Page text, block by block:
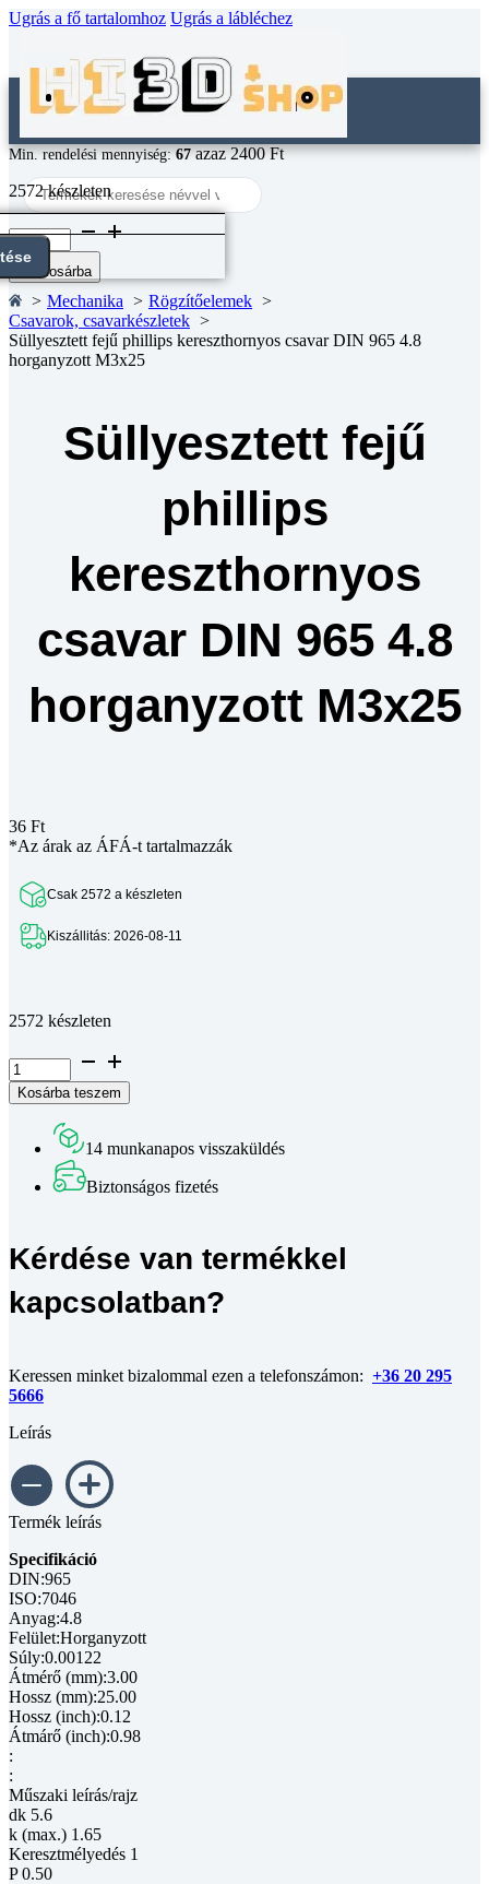
Ugrás a fő tartalomhoz Ugrás a lábléchez
Search
...
Min. rendelési mennyiség:67azaz 2400 Ft
2572 készleten
Süllyesztett
fejű
phillips
kereszthornyos
csavar
DIN
965
4.8
mennyiség
Kosárba
Mechanika
Rögzítőelemek
Csavarok, csavarkészletek
Süllyesztett fejű phillips kereszthornyos csavar DIN 965 4.8
horganyzott M3x25
Süllyesztett fejű
phillips
kereszthornyos
csavar DIN 965 4.8
horganyzott M3x25
36 Ft
*Az árak az ÁFÁ-t tartalmazzák
Csak 2572 a készleten
Kiszállitás: 2026-08-11
2572 készleten
Süllyesztett
fejű
phillips
DIN
mennyiség
Kosárba teszem
14 munkanapos visszaküldés
Biztonságos fizetés
Kérdése van termékkel
kapcsolatban?
Keressen minket bizalommal ezen a telefonszámon: +36 20 295
5666
Leírás
Termék leírás
Specifikáció
DIN:965
ISO:7046
Anyag:4.8
Felület:Horganyzott
Súly:0.00122
Átmérő (mm):3.00
Hossz (mm):25.00
Hossz (inch):0.12
Átmárő (inch):0.98
:
:
Műszaki leírás/rajz
dk 5.6
k (max.) 1.65
Keresztmélyedés 1
P 0.50